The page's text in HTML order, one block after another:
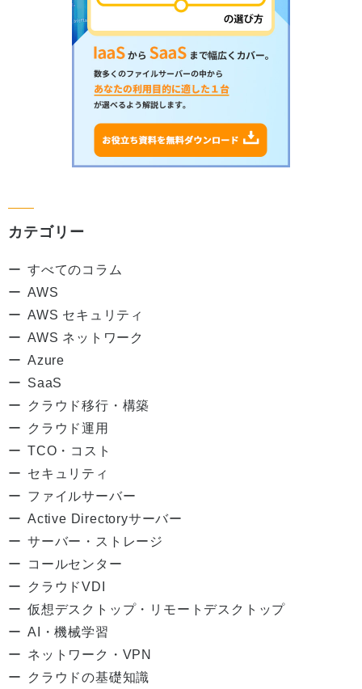
カテゴリー
すべてのコラム
AWS
AWS セキュリティ
AWS ネットワーク
Azure
SaaS
クラウド移行・構築
クラウド運用
TCO・コスト
セキュリティ
ファイルサーバー
Active Directoryサーバー
サーバー・ストレージ
コールセンター
クラウドVDI
仮想デスクトップ・リモートデスクトップ
AI・機械学習
ネットワーク・VPN
クラウドの基礎知識